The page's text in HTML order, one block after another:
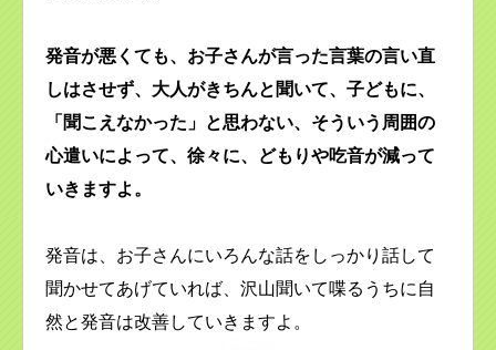
発音が悪くても、お子さんが言った言葉の言い直
しはさせず、大人がきちんと聞いて、子どもに、
「聞こえなかった」と思わない、そういう周囲の
心遣いによって、徐々に、どもりや吃音が減って
いきますよ。
発音は、お子さんにいろんな話をしっかり話して
聞かせてあげていれば、沢山聞いて喋るうちに自
然と発音は改善していきますよ。